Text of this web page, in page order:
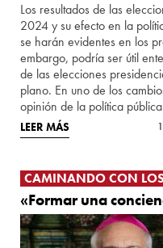
Los resultados de las
2024 y su efecto en la
se harán evidentes en los
embargo, podría ser útil
de las elecciones
plano. En uno de los
opinión de la política
LEER MÁS
CAMINANDO CON
«Formar una